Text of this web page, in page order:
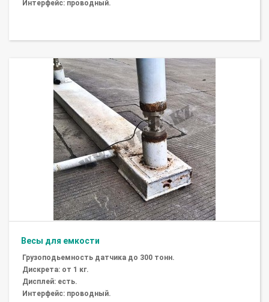
Интерфейс: проводный.
Весы для емкости
Грузоподьемность датчика до 300 тонн.
Дискрета: от 1 кг.
Дисплей: есть.
Интерфейс: проводный.